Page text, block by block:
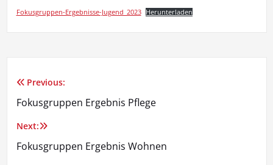
Fokusgruppen-Ergebnisse-Jugend_2023 Herunterladen
Beitragsnavigation
Previous:
Fokusgruppen Ergebnis Pflege
Next:
Fokusgruppen Ergebnis Wohnen